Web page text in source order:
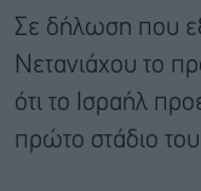
Σε δήλωση που
Νετανιάχου το
ότι το Ισραήλ
πρώτο στάδιο